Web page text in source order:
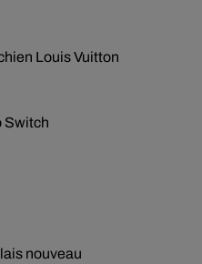
Louis Vuitton
Switch
nouveau